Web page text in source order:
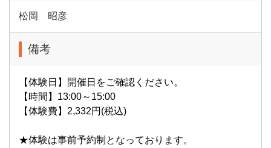
松岡 昭彦
備考
【体験日】開催日をご確認ください。
【時間】13:00～15:00
【体験費】2,332円(税込)
★体験は事前予約制となっております。